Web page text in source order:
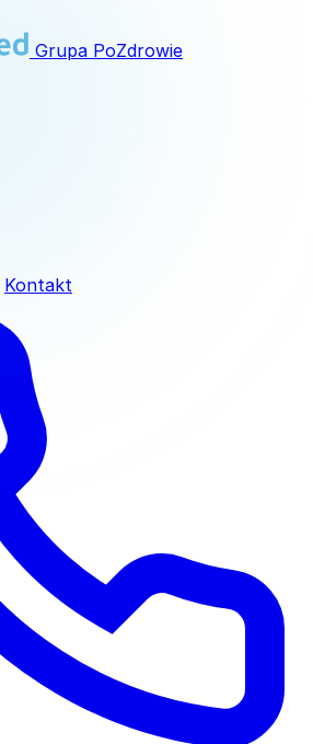
Grupa PoZdrowie
Kontakt